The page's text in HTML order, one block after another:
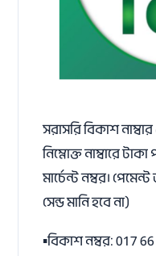
সরাসরি বিকাশ
নিম্নোক্ত নাম্বারে
মার্চেন্ট নম্বর।
সেন্ড মানি হবে না)
▪️বিকাশ নম্বর: 017